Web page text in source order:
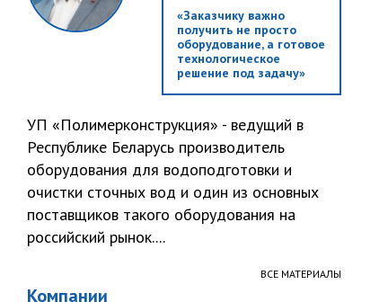
«Заказчику важно
получить не просто
оборудование, а готовое
технологическое
решение под задачу»
УП «Полимерконструкция» - ведущий в
Республике Беларусь производитель
оборудования для водоподготовки и
очистки сточных вод и один из основных
поставщиков такого оборудования на
российский рынок....
ВСЕ МАТЕРИАЛЫ
Компании